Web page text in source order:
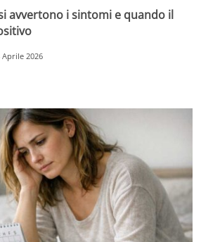
avvertono i sintomi e quando il
Aprile 2026